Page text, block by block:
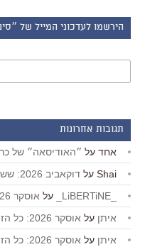
הירשמו לעדכוני המייל של
תגובות אחרונות
אחד על ״האודיסאה״ של
Shai על דוקאביב 2026: שש או שבע המלצות
על אוסקר 2026: כל הזוכים
איתן על אוסקר 2026: כל הזוכים
איתן על אוסקר 2026: כל הזוכים